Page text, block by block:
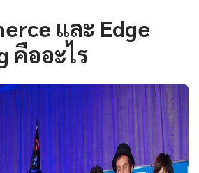
และ Edge
คืออะไร